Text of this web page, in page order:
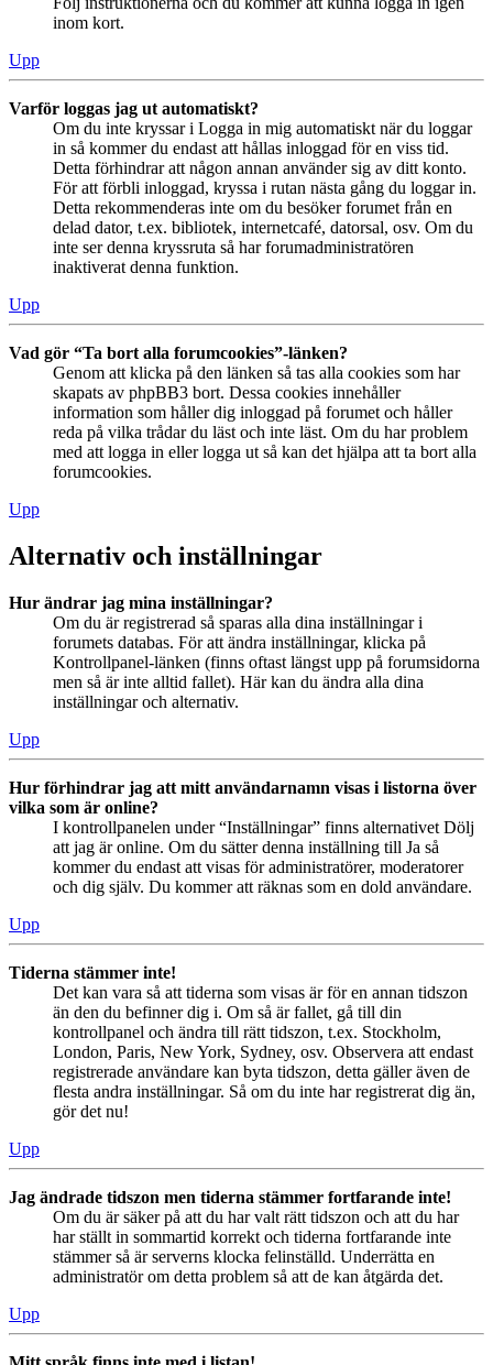
inom kort.
Upp
Varför loggas jag ut automatiskt?
Om du inte kryssar i Logga in mig automatiskt när du loggar
in så kommer du endast att hållas inloggad för en viss tid.
Detta förhindrar att någon annan använder sig av ditt konto.
För att förbli inloggad, kryssa i rutan nästa gång du loggar in.
Detta rekommenderas inte om du besöker forumet från en
delad dator, t.ex. bibliotek, internetcafé, datorsal, osv. Om du
inte ser denna kryssruta så har forumadministratören
inaktiverat denna funktion.
Upp
Vad gör “Ta bort alla forumcookies”-länken?
Genom att klicka på den länken så tas alla cookies som har
skapats av phpBB3 bort. Dessa cookies innehåller
information som håller dig inloggad på forumet och håller
reda på vilka trådar du läst och inte läst. Om du har problem
med att logga in eller logga ut så kan det hjälpa att ta bort alla
forumcookies.
Upp
Alternativ och inställningar
Hur ändrar jag mina inställningar?
Om du är registrerad så sparas alla dina inställningar i
forumets databas. För att ändra inställningar, klicka på
Kontrollpanel-länken (finns oftast längst upp på forumsidorna
men så är inte alltid fallet). Här kan du ändra alla dina
inställningar och alternativ.
Upp
Hur förhindrar jag att mitt användarnamn visas i listorna över
vilka som är online?
I kontrollpanelen under “Inställningar” finns alternativet Dölj
att jag är online. Om du sätter denna inställning till Ja så
kommer du endast att visas för administratörer, moderatorer
och dig själv. Du kommer att räknas som en dold användare.
Upp
Tiderna stämmer inte!
Det kan vara så att tiderna som visas är för en annan tidszon
än den du befinner dig i. Om så är fallet, gå till din
kontrollpanel och ändra till rätt tidszon, t.ex. Stockholm,
London, Paris, New York, Sydney, osv. Observera att endast
registrerade användare kan byta tidszon, detta gäller även de
flesta andra inställningar. Så om du inte har registrerat dig än,
gör det nu!
Upp
Jag ändrade tidszon men tiderna stämmer fortfarande inte!
Om du är säker på att du har valt rätt tidszon och att du har
har ställt in sommartid korrekt och tiderna fortfarande inte
stämmer så är serverns klocka felinställd. Underrätta en
administratör om detta problem så att de kan åtgärda det.
Upp